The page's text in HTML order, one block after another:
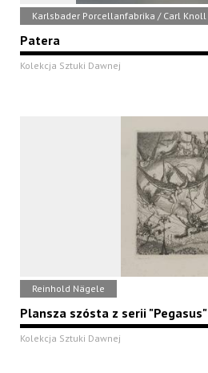
Karlsbader Porcellanfabrika / Carl Knoll
Patera
Kolekcja Sztuki Dawnej
Reinhold Nägele
Plansza szósta z serii "Pegasus"
Kolekcja Sztuki Dawnej